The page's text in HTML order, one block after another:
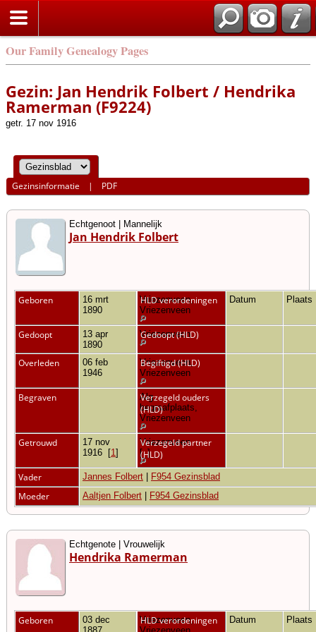
Our Family Genealogy Pages
Gezin: Jan Hendrik Folbert / Hendrika
Ramerman (F9224)
getr. 17 nov 1916
Gezinsinformatie | PDF
Echtgenoot | Mannelijk
Jan Hendrik Folbert
Geboren
16 mrt
1890
Vriezenveen,
Vriezenveen
HLD verordeningen Datum Plaats
Gedoopt
13 apr
1890
Vriezenveen
Gedoopt (HLD)
Overleden
06 feb
1946
Vriezenveen,
Vriezenveen
Begiftigd (HLD)
Begraven
Alg.
begraafplaats,
Vriezenveen
Verzegeld ouders
(HLD)
Getrouwd
17 nov
1916
[1 ]
Vriezenveen
[1]
Verzegeld partner
(HLD)
Vader
Jannes Folbert F954 Gezinsblad
Moeder Aaltjen Folbert F954 Gezinsblad
Echtgenote | Vrouwelijk
Hendrika Ramerman
Geboren
03 dec
Vriezenveen,
HLD verordeningen Datum Plaats